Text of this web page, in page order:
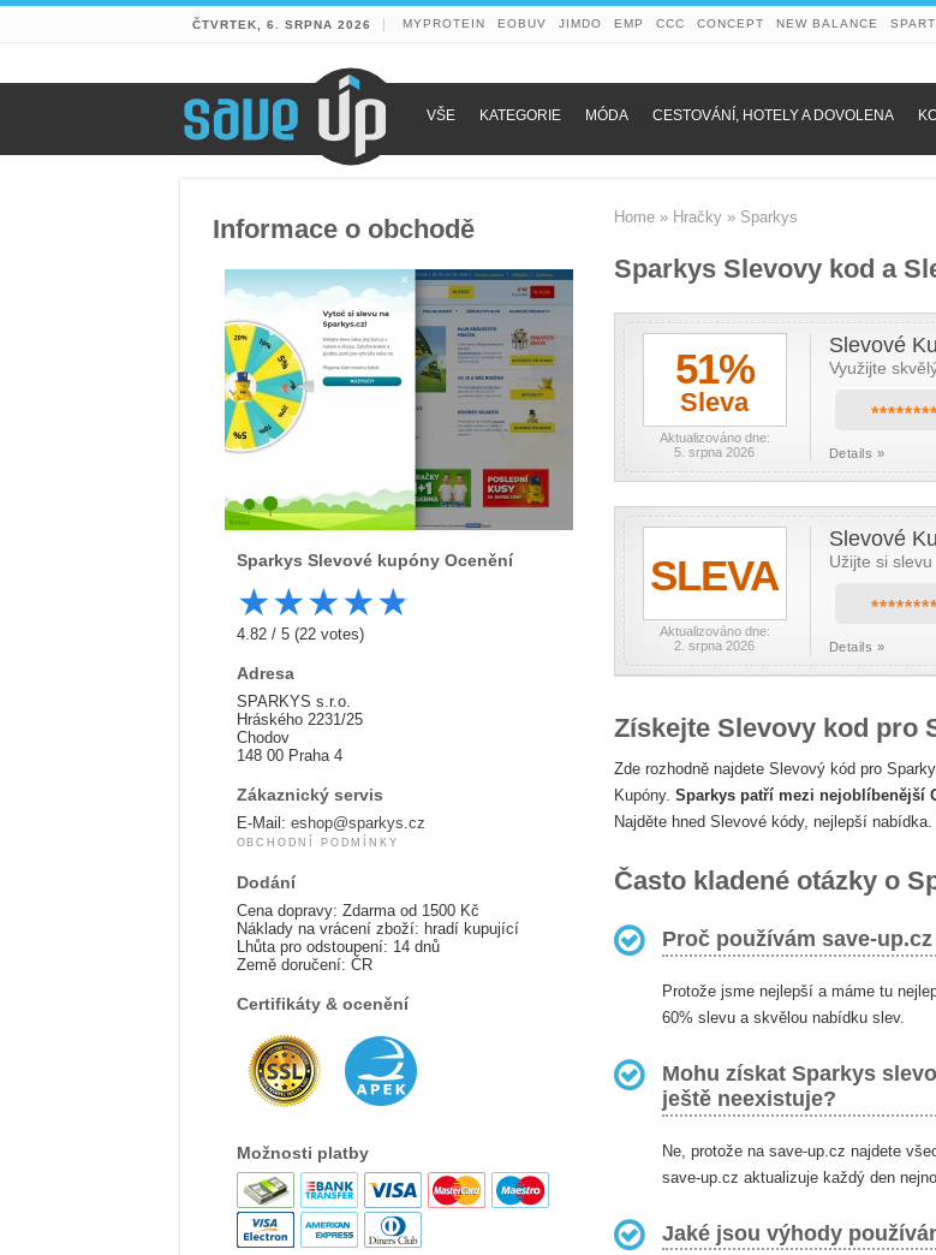
ČTVRTEK, 6. SRPNA 2026 MYPROTEIN EOBUV JIMDO EMP CCC CONCEPT NEW BALANCE
VŠE KATEGORIE MÓDA CESTOVÁNÍ, HOTELY A DOVOLENA
Home» Hračky» Sparkys
Sparkys Slevovy kod a
51%
Sleva
Aktualizováno dne:
5. srpna 2026
Slevové
Využijte
Details »
SLEVA
Aktualizováno dne:
2. srpna 2026
Slevové
Užijte si
Details »
Získejte Slevovy kod pro
Zde rozhodně najdete Slevový kód pro
Kupóny. Sparkys patří mezi nejoblíbenější
Najděte hned Slevové kódy, nejlepší
Často kladené otázky o
Proč používám save-
Protože jsme nejlepší a máme tu
60% slevu a skvělou nabídku slev.
Mohu získat Sparkys
ještě neexistuje?
Ne, protože na save-up.cz najdete
save-up.cz aktualizuje každý den
Jaké jsou výhody
Informace o obchodě
Sparkys Slevové kupóny Ocenění
★★★★★
4.82 / 5(22votes)
Adresa
SPARKYS s.r.o.
Hráského 2231/25
Chodov
148 00 Praha 4
Zákaznický servis
E-Mail: eshop@sparkys.cz
OBCHODNÍ PODMÍNKY
Dodání
Cena dopravy: Zdarma od 1500 Kč
Náklady na vrácení zboží: hradí kupující
Lhůta pro odstoupení: 14 dnů
Země doručení: ČR
Certifikáty & ocenění
Možnosti platby